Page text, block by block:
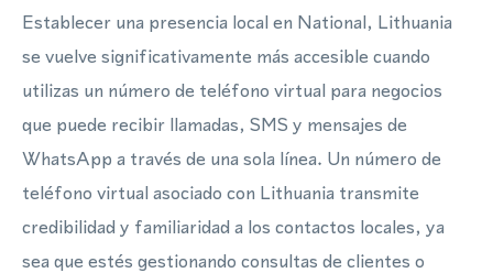
Establecer una presencia local en National, Lithuania
se vuelve significativamente más accesible cuando
utilizas un número de teléfono virtual para negocios
que puede recibir llamadas, SMS y mensajes de
WhatsApp a través de una sola línea. Un número de
teléfono virtual asociado con Lithuania transmite
credibilidad y familiaridad a los contactos locales, ya
sea que estés gestionando consultas de clientes o